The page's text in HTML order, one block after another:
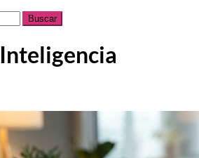
Inteligencia